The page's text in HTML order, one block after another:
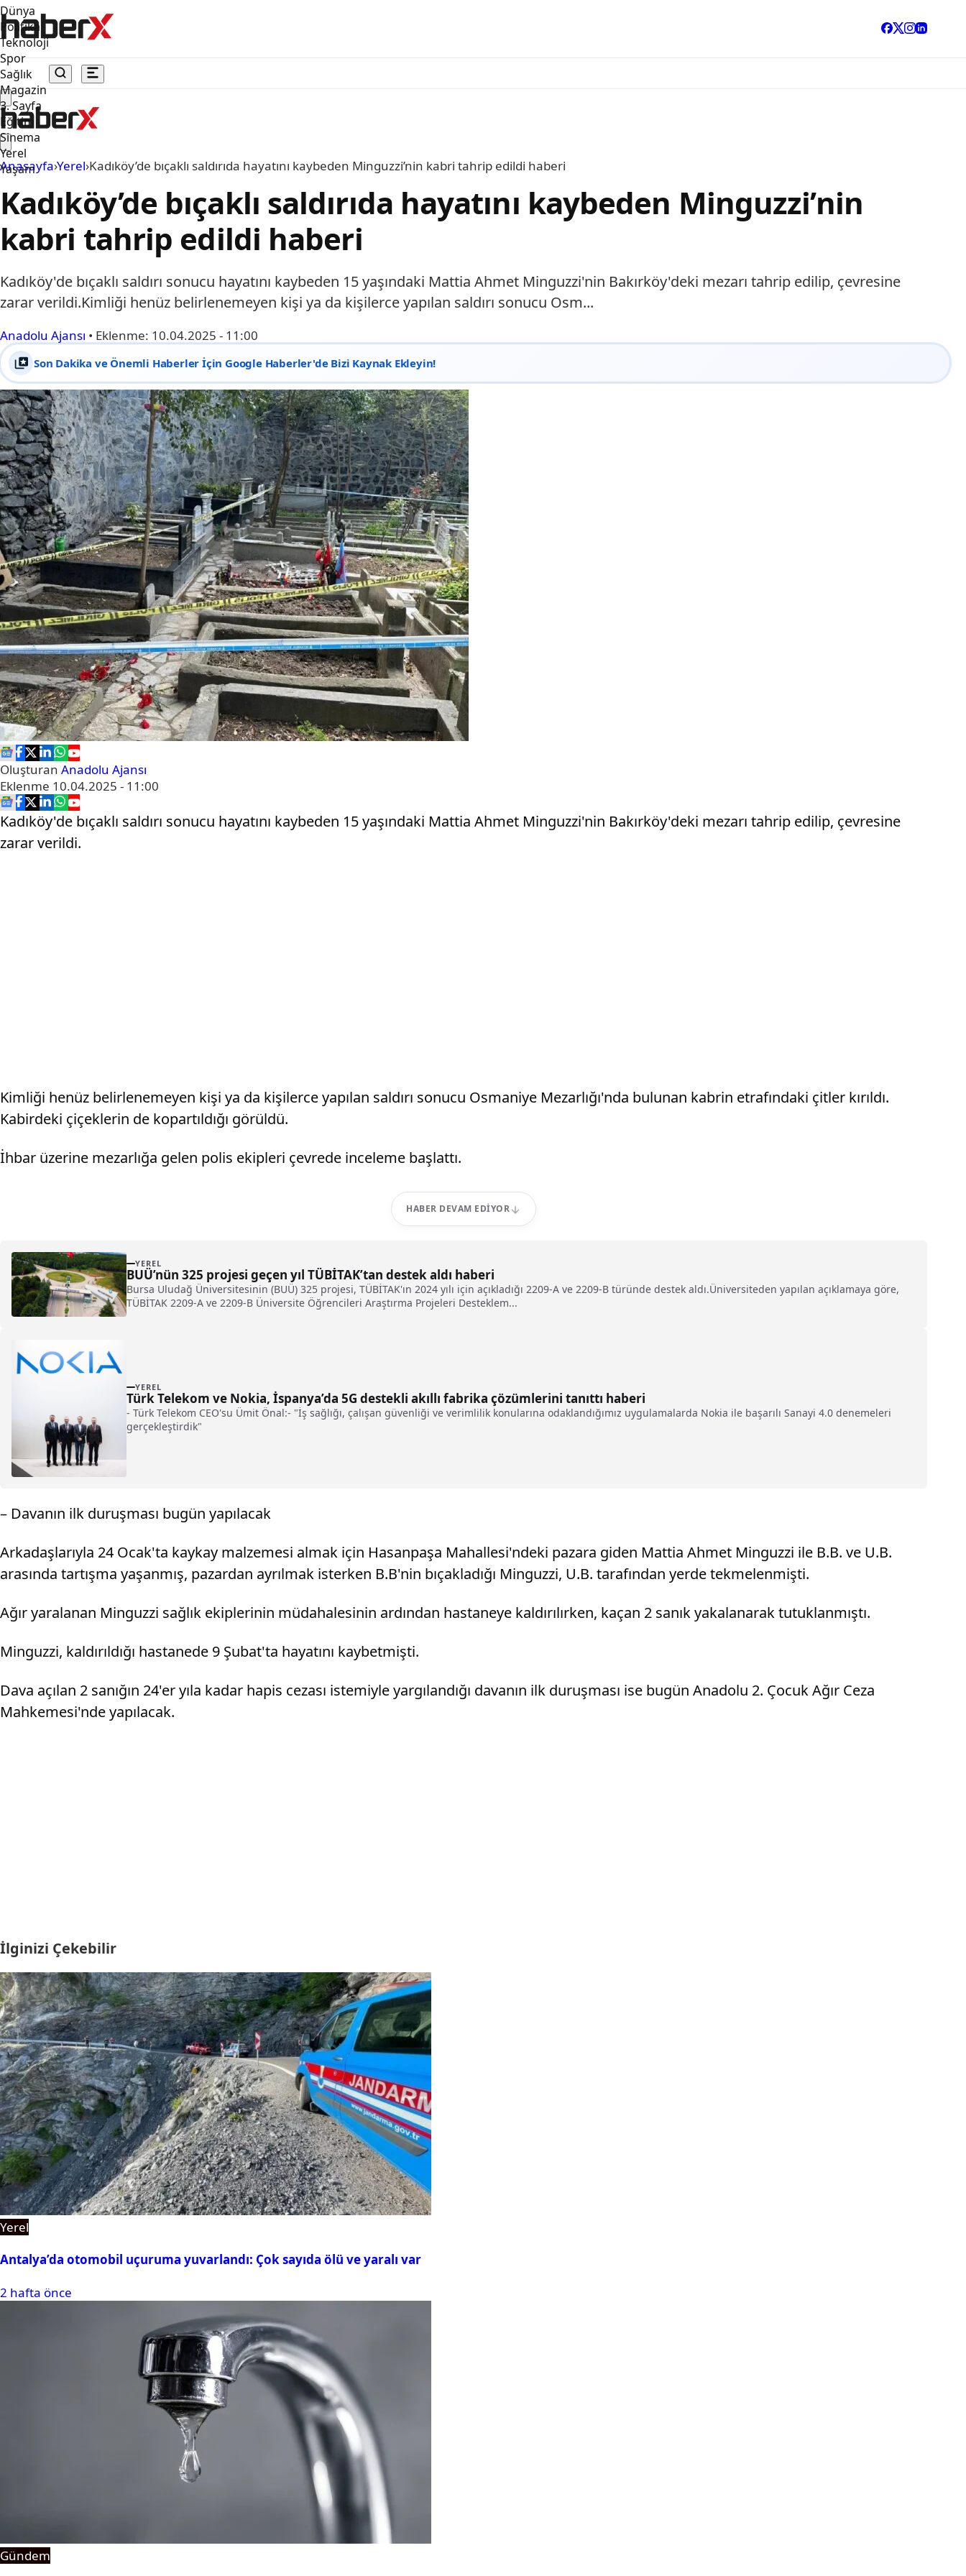
Dünya
Politika
Teknoloji
Spor
Sağlık
Magazin
3. Sayfa
Eğitim
Sinema
Yerel
Yaşam
Anasayfa›Yerel›Kadıköy’de bıçaklı saldırıda hayatını kaybeden Minguzzi’nin kabri tahrip edildi haberi
Kadıköy’de bıçaklı saldırıda hayatını kaybeden Minguzzi’nin
kabri tahrip edildi haberi
Kadıköy'de bıçaklı saldırı sonucu hayatını kaybeden 15 yaşındaki Mattia Ahmet Minguzzi'nin Bakırköy'deki mezarı tahrip edilip, çevresine
zarar verildi.Kimliği henüz belirlenemeyen kişi ya da kişilerce yapılan saldırı sonucu Osm...
Anadolu Ajansı • Eklenme: 10.04.2025 - 11:00
Son Dakika ve Önemli Haberler İçin Google Haberler'de Bizi Kaynak Ekleyin!
Oluşturan Anadolu Ajansı
Eklenme 10.04.2025 - 11:00
Kadıköy'de bıçaklı saldırı sonucu hayatını kaybeden 15 yaşındaki Mattia Ahmet Minguzzi'nin Bakırköy'deki mezarı tahrip edilip, çevresine
zarar verildi.
Kimliği henüz belirlenemeyen kişi ya da kişilerce yapılan saldırı sonucu Osmaniye Mezarlığı'nda bulunan kabrin etrafındaki çitler kırıldı.
Kabirdeki çiçeklerin de kopartıldığı görüldü.
İhbar üzerine mezarlığa gelen polis ekipleri çevrede inceleme başlattı.
HABER DEVAM EDIYOR
YEREL
BUÜ’nün 325 projesi geçen yıl TÜBİTAK’tan destek aldı haberi
Bursa Uludağ Üniversitesinin (BUÜ) 325 projesi, TÜBİTAK'ın 2024 yılı için açıkladığı 2209-A ve 2209-B türünde destek aldı.Üniversiteden yapılan açıklamaya göre,
TÜBİTAK 2209-A ve 2209-B Üniversite Öğrencileri Araştırma Projeleri Desteklem...
YEREL
Türk Telekom ve Nokia, İspanya’da 5G destekli akıllı fabrika çözümlerini tanıttı haberi
- Türk Telekom CEO'su Ümit Önal:- "İş sağlığı, çalışan güvenliği ve verimlilik konularına odaklandığımız uygulamalarda Nokia ile başarılı Sanayi 4.0 denemeleri
gerçekleştirdik"
– Davanın ilk duruşması bugün yapılacak
Arkadaşlarıyla 24 Ocak'ta kaykay malzemesi almak için Hasanpaşa Mahallesi'ndeki pazara giden Mattia Ahmet Minguzzi ile B.B. ve U.B.
arasında tartışma yaşanmış, pazardan ayrılmak isterken B.B'nin bıçakladığı Minguzzi, U.B. tarafından yerde tekmelenmişti.
Ağır yaralanan Minguzzi sağlık ekiplerinin müdahalesinin ardından hastaneye kaldırılırken, kaçan 2 sanık yakalanarak tutuklanmıştı.
Minguzzi, kaldırıldığı hastanede 9 Şubat'ta hayatını kaybetmişti.
Dava açılan 2 sanığın 24'er yıla kadar hapis cezası istemiyle yargılandığı davanın ilk duruşması ise bugün Anadolu 2. Çocuk Ağır Ceza
Mahkemesi'nde yapılacak.
İlginizi Çekebilir
Yerel
Antalya’da otomobil uçuruma yuvarlandı: Çok sayıda ölü ve yaralı var
2 hafta önce
Gündem